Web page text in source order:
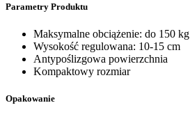
Parametry Produktu
Maksymalne obciążenie: do 150 kg
Wysokość regulowana: 10-15 cm
Antypoślizgowa powierzchnia
Kompaktowy rozmiar
Opakowanie